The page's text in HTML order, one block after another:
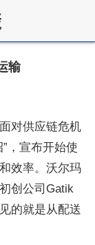
输
对供应链危机
，宣布开始使
效率。沃尔玛
创公司Gatik
的就是从配送